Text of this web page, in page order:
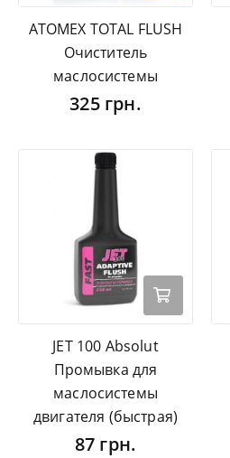
ATOMEX TOTAL FLUSH
Очиститель
маслосистемы
325 грн.
JET 100 Absolut
Промывка для
маслосистемы
двигателя (быстрая)
87 грн.